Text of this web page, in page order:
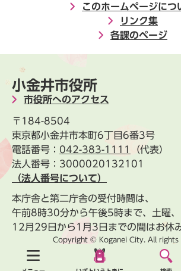
このホームページにつ
リンク集
各課のページ
小金井市役所
市役所へのアクセス
〒184-8504
東京都小金井市本町6丁目6番3号
電話番号： 042-383-1111
（代表）
法人番号：3000020132101
（法人番号について）
本庁舎と第二庁舎の受付時間は、
午前8時30分から午後5時まで、土曜、
12月29日から1月3日までの間はお休
Copyright © Koganei City. All rights